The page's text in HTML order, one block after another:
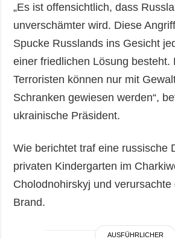
„Es ist offensichtlich, dass
unverschämter wird. Diese
Spucke Russlands ins Gesicht
einer friedlichen Lösung besteht.
Terroristen können nur mit
Schranken gewiesen werden“,
ukrainische Präsident.
Wie berichtet traf eine russische
privaten Kindergarten im
Cholodnohirskyj und verursachte
Brand.
AUSFÜHRLICHER